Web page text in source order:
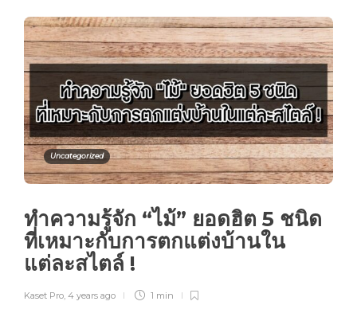
Uncategorized
ทำความรู้จัก “ไม้” ยอดฮิต 5 ชนิด
ที่เหมาะกับการตกแต่งบ้านใน
แต่ละสไตล์ !
Kaset Pro 4 years ago 1 min